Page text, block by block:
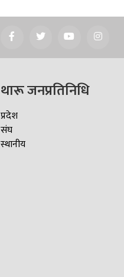
थारू जनप्रतिनिधि
प्रदेश
संघ
स्थानीय